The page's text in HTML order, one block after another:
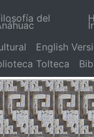
del
English
Tolteca